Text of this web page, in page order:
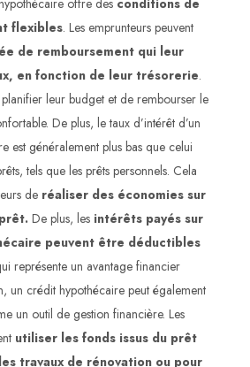
offre des conditions de
flexibles. Les emprunteurs peuvent
de remboursement qui leur
en fonction de leur trésorerie.
leur budget et de rembourser le
De plus, le taux d’intérêt d’un
est généralement plus bas que celui
tels que les prêts personnels. Cela
de réaliser des économies sur
De plus, les intérêts payés sur
peuvent être déductibles
représente un avantage financier
un crédit hypothécaire peut également
un outil de gestion financière. Les
utiliser les fonds issus du prêt
travaux de rénovation ou pour